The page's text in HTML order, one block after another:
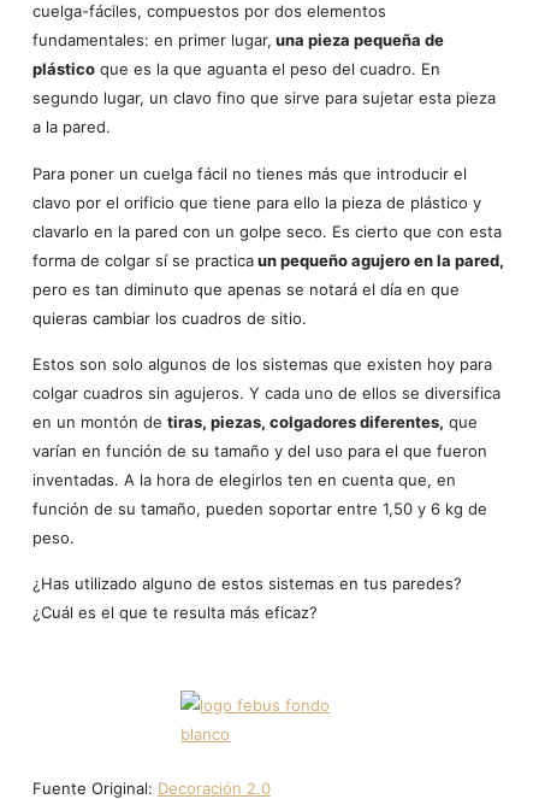
cuelga-fáciles, compuestos por dos elementos
fundamentales: en primer lugar, una pieza pequeña de
plásticoque es la que aguanta el peso del cuadro. En
segundo lugar, un clavo fino que sirve para sujetar esta pieza
a la pared.
Para poner un cuelga fácil no tienes más que introducir el
clavo por el orificio que tiene para ello la pieza de plástico y
clavarlo en la pared con un golpe seco. Es cierto que con esta
forma de colgar sí se practicaun pequeño agujero en la pared,
pero es tan diminuto que apenas se notará el día en que
quieras cambiar los cuadros de sitio.
Estos son solo algunos de los sistemas que existen hoy para
colgar cuadros sin agujeros. Y cada uno de ellos se diversifica
en un montón de tiras, piezas, colgadores diferentes, que
varían en función de su tamaño y del uso para el que fueron
inventadas. A la hora de elegirlos ten en cuenta que, en
función de su tamaño, pueden soportar entre 1,50 y 6 kg de
peso.
¿Has utilizado alguno de estos sistemas en tus paredes?
¿Cuál es el que te resulta más eficaz?
Fuente Original: Decoración 2.0